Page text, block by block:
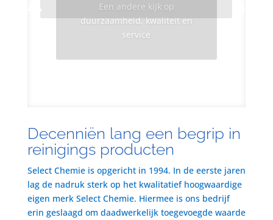
Een andere kijk op
duurzaamheid, kwaliteit en
service
Decenniën lang een begrip in
reinigings producten
Select Chemie is opgericht in 1994. In de eerste jaren
lag de nadruk sterk op het kwalitatief hoogwaardige
eigen merk Select Chemie. Hiermee is ons bedrijf
erin geslaagd om daadwerkelijk toegevoegde waarde